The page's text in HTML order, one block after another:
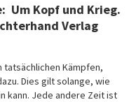
Um Kopf und Krieg.
Verlag
tatsächlichen Kämpfen,
Dies gilt solange, wie
kann. Jede andere Zeit ist